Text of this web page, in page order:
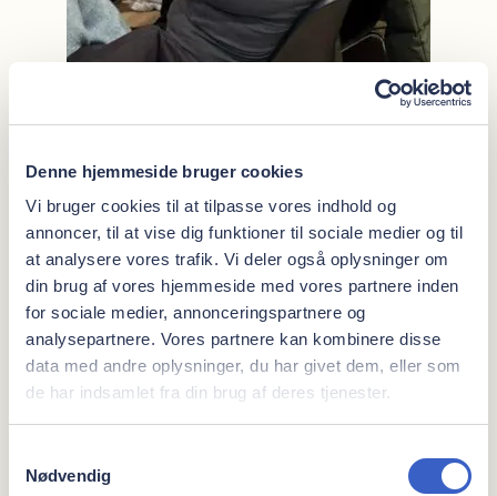
Denne hjemmeside bruger cookies
Vi bruger cookies til at tilpasse vores indhold og
annoncer, til at vise dig funktioner til sociale medier og til
at analysere vores trafik. Vi deler også oplysninger om
din brug af vores hjemmeside med vores partnere inden
for sociale medier, annonceringspartnere og
analysepartnere. Vores partnere kan kombinere disse
data med andre oplysninger, du har givet dem, eller som
de har indsamlet fra din brug af deres tjenester.
Nødvendig
I dag kursus for alle vores dygtige klinikassistenter så viden
om røntgen bliver helt opdateret og de nyeste teknikker
gennemgået
Vi har mere at sige